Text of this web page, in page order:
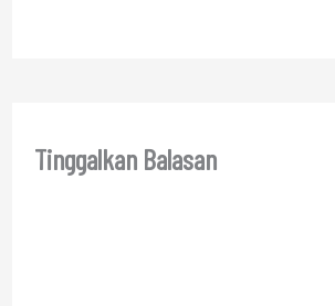
Tinggalkan Balasan